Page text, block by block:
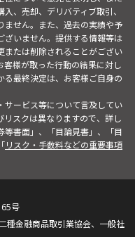
、売却、デリバティブ取引、
ません。また、過去の実績や予
いません。提供する情報等は
または削除されることがござい
客様が取った行動の結果に対し
最終決定は、お客様ご自身の
サービス等について言及してい
スクは異なりますので、詳し
等書面」、「目論見書」、「目
リスク・手数料などの重要事項
号
種金融商品取引業協会、一般社